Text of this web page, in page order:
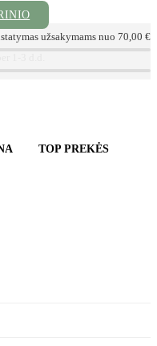
užsakymams nuo 70,00 €
TOP PREKĖS